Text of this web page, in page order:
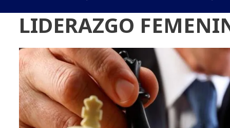
LIDERAZGO